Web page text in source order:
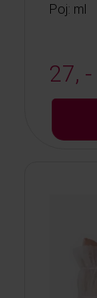
Poj: ml
27, -